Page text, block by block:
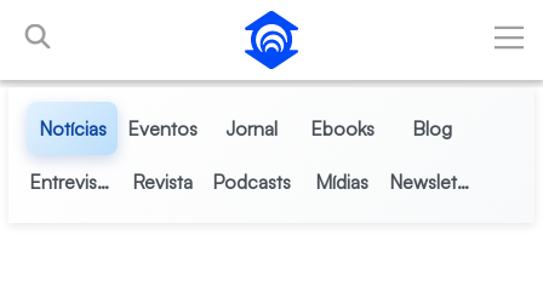
Pular para o Conteúdo principal
Notícias Eventos Jornal Ebooks Blog
Entrevistas Revista Podcasts Mídias Newsletter